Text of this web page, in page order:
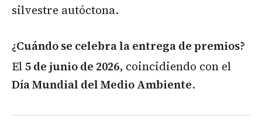
silvestre autóctona.
¿Cuándo se celebra la entrega de premios?
El5 de junio de 2026, coincidiendo con el
Día Mundial del Medio Ambiente.